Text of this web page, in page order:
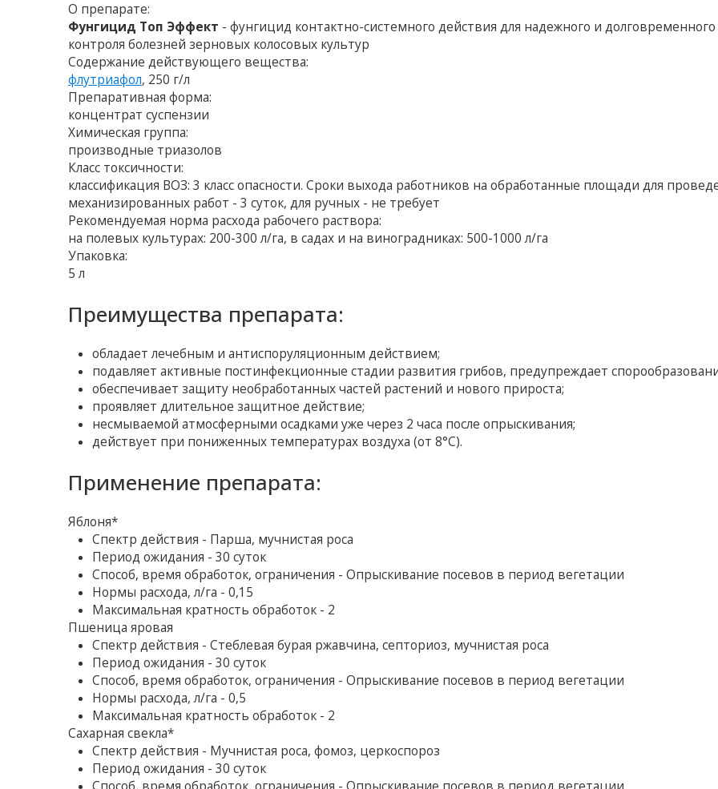
О препарате:
Фунгицид Топ Эффект - фунгицид контактно-системного действия для надежного и долговременного
контроля болезней зерновых колосовых культур
Содержание действующего вещества:
флутриафол, 250 г/л
Препаративная форма:
концентрат суспензии
Химическая группа:
производные триазолов
Класс токсичности:
классификация ВОЗ: 3 класс опасности. Сроки выхода работников на обработанные площади для
механизированных работ - 3 суток, для ручных - не требует
Рекомендуемая норма расхода рабочего раствора:
на полевых культурах: 200-300 л/га, в садах и на виноградниках: 500-1000 л/га
Упаковка:
5 л
Преимущества препарата:
обладает лечебным и антиспоруляционным действием;
подавляет активные постинфекционные стадии развития грибов, предупреждает
обеспечивает защиту необработанных частей растений и нового прироста;
проявляет длительное защитное действие;
несмываемой атмосферными осадками уже через 2 часа после опрыскивания;
действует при пониженных температурах воздуха (от 8°С).
Применение препарата:
Яблоня*
Спектр действия - Парша, мучнистая роса
Период ожидания - 30 суток
Способ, время обработок, ограничения - Опрыскивание посевов в период вегетации
Нормы расхода, л/га - 0,15
Максимальная кратность обработок - 2
Пшеница яровая
Спектр действия - Стеблевая бурая ржавчина, септориоз, мучнистая роса
Период ожидания - 30 суток
Способ, время обработок, ограничения - Опрыскивание посевов в период вегетации
Нормы расхода, л/га - 0,5
Максимальная кратность обработок - 2
Сахарная свекла*
Спектр действия - Мучнистая роса, фомоз, церкоспороз
Период ожидания - 30 суток